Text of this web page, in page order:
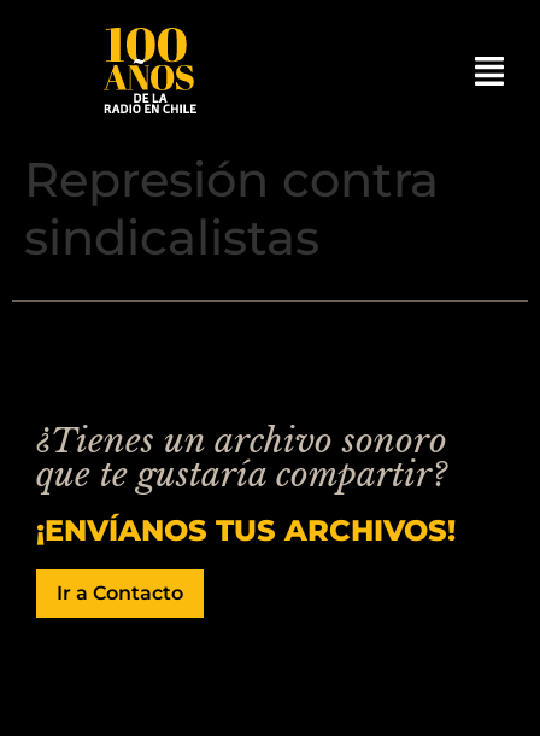
Represión contra
sindicalistas
¿Tienes un archivo sonoro
que te gustaría compartir?
¡ENVÍANOS TUS ARCHIVOS!
Ir a Contacto